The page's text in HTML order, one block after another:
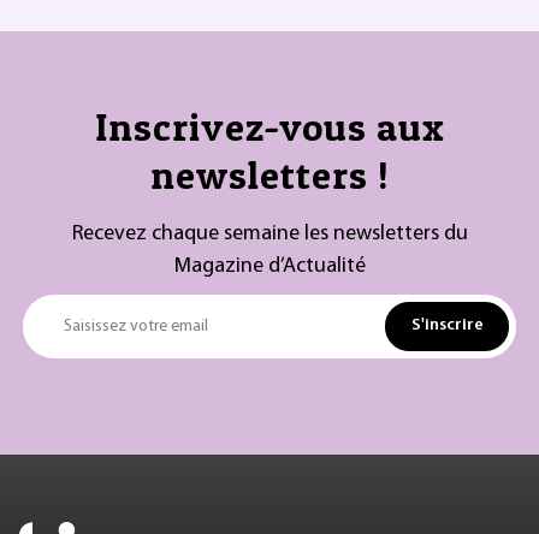
Inscrivez-vous aux
newsletters !
Recevez chaque semaine les newsletters du
Magazine d’Actualité
Saisissez votre email S'inscrire